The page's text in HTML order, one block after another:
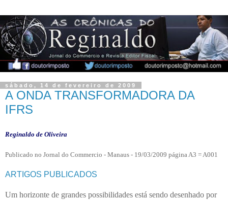
sábado, 14 de fevereiro de 2009
A ONDA TRANSFORMADORA DA
IFRS
Reginaldo de Oliveira
Publicado no Jornal do Commercio - Manaus - 19/03/2009 página A3 = A001
ARTIGOS PUBLICADOS
Um horizonte de grandes possibilidades está sendo desenhado por